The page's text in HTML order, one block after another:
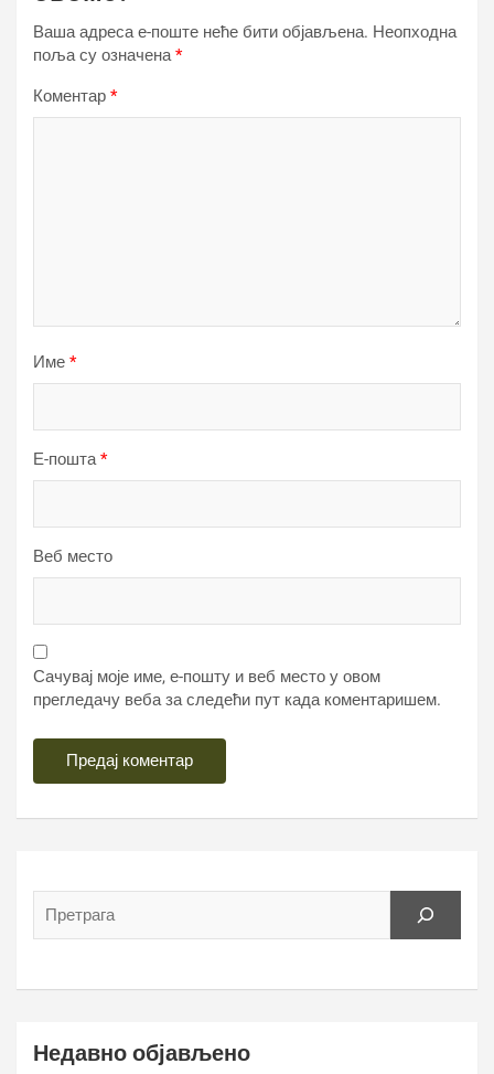
Ваша адреса е-поште неће бити објављена. Неопходна
поља су означена*
Коментар *
Име *
Е-пошта*
Веб место
Сачувај моје име, е-пошту и веб место у овом
прегледачу веба за следећи пут када коментаришем.
Недавно објављено